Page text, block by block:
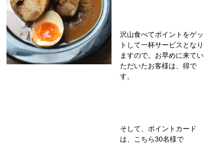
沢山食べてポイントをゲッ
トして一杯サービスとなり
ますので。お早めに来てい
ただいたお客様は、得で
す。
そして、ポイントカード
は、こちら30名様で